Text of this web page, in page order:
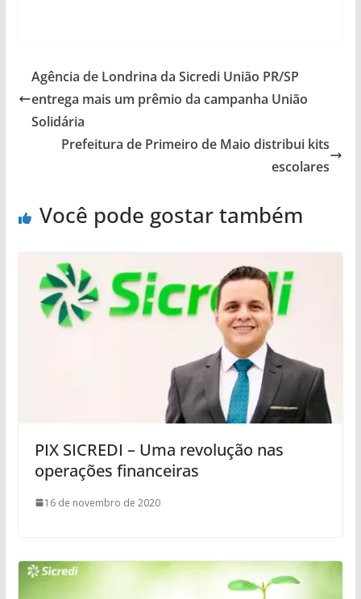
Agência de Londrina da Sicredi União PR/SP
entrega mais um prêmio da campanha União
Solidária
Prefeitura de Primeiro de Maio distribui kits
escolares
Você pode gostar também
PIX SICREDI – Uma revolução nas
operações financeiras
16 de novembro de 2020